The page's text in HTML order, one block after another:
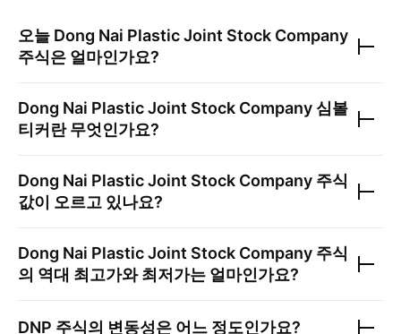
오늘 Dong Nai Plastic Joint Stock Company
주식은 얼마인가요?
Dong Nai Plastic Joint Stock Company 심볼
티커란 무엇인가요?
Dong Nai Plastic Joint Stock Company 주식
값이 오르고 있나요?
Dong Nai Plastic Joint Stock Company 주식
의 역대 최고가와 최저가는 얼마인가요?
DNP 주식의 변동성은 어느 정도인가요?